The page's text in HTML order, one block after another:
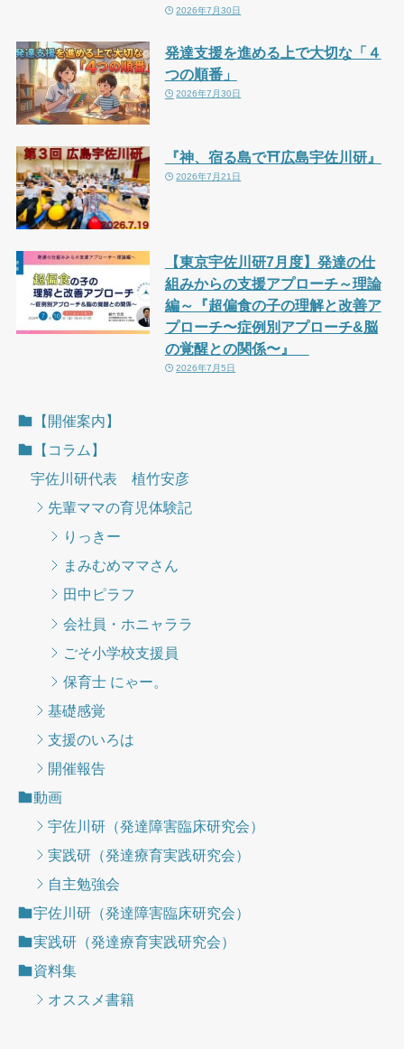
2026年7月30日
発達支援を進める上で大切な「４
つの順番」
2026年7月30日
『神、宿る島で⛩広島宇佐川研』
2026年7月21日
【東京宇佐川研7月度】発達の仕
組みからの支援アプローチ～理論
編～『超偏食の子の理解と改善ア
プローチ〜症例別アプローチ&脳
の覚醒との関係〜』
2026年7月5日
【開催案内】
【コラム】
宇佐川研代表 植竹安彦
先輩ママの育児体験記
りっきー
まみむめママさん
田中ピラフ
会社員・ホニャララ
ごそ小学校支援員
保育士 にゃー。
基礎感覚
支援のいろは
開催報告
動画
宇佐川研（発達障害臨床研究会）
実践研（発達療育実践研究会）
自主勉強会
宇佐川研（発達障害臨床研究会）
実践研（発達療育実践研究会）
資料集
オススメ書籍